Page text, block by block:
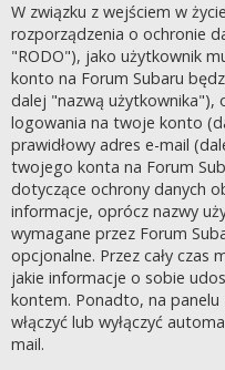
W związku z wejściem w
rozporządzenia o ochronie
"RODO"), jako użytkownik
konto na Forum Subaru
dalej "nazwą użytkownika"),
logowania na twoje konto
prawidłowy adres e-mail
twojego konta na Forum
dotyczące ochrony danych
informacje, oprócz nazwy
wymagane przez Forum
opcjonalne. Przez cały czas
jakie informacje o sobie
kontem. Ponadto, na
włączyć lub wyłączyć
mail.